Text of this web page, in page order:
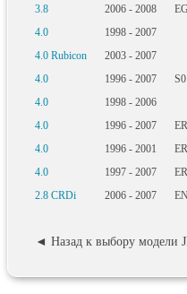
3.8
2006 - 2008
4.0
1998 - 2007
4.0 Rubicon
2003 - 2007
4.0
1996 - 2007
4.0
1998 - 2006
4.0
1996 - 2007
4.0
1996 - 2001
4.0
1997 - 2007
2.8 CRDi
2006 - 2007
◄ Назад к выбору модели